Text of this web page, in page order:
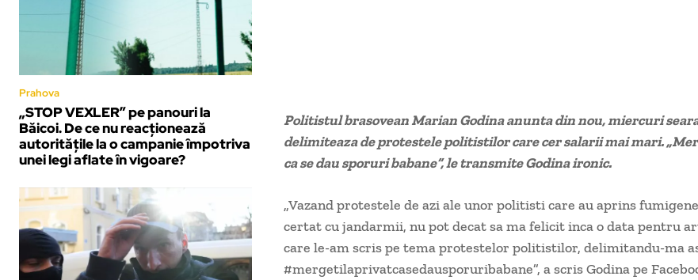
Prahova
„STOP VEXLER” pe panouri la
Băicoi. De ce nu reacționează
autoritățile la o campanie împotriva
unei legi aflate în vigoare?
Politistul brasovean Marian Godina anunta din nou, miercuri
delimiteaza de protestele politistilor care cer salarii mai mari.
ca se dau sporuri babane”, le transmite Godina ironic.
„Vazand protestele de azi ale unor politisti care au aprins
certat cu jandarmii, nu pot decat sa ma felicit inca o data pentru
care le-am scris pe tema protestelor politistilor, delimitandu-ma
#mergetilaprivatcasedausporuribabane”, a scris Godina pe